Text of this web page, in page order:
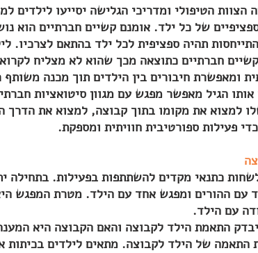
הצוות הטיפולי ומדריכי הגלישה יסייעו לילדים
של כל ילד. אומנם קשיים חברתיים הוא
תהיה ספציפית לכל ילד בהתאם לצרכיו.
חברתיים כתוצאה מכך שהוא לא מצליח
ומאפשרת חיבורים בין הילדים תוך מכנה
הגיל מאפשר מפגש עם מגוון סיטואציות
למצוא את מקומו בתוך קבוצה, למצוא את
פעילות ספורטיבית חוויתית ומספקת.
כתנאי מקדים להשתתפות בפעילות. בתחילה
עם ההורים ומפגש אחד עם הילד. מטרת המפגש
עם הילד.
התאמת הילד לקבוצה והאם הקבוצה היא
התאמה של הילד לקבוצה. מתאים לילדים בכיתות